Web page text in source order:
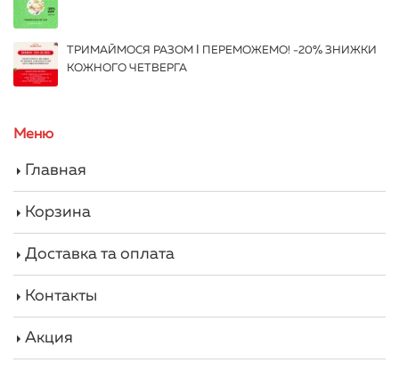
ТРИМАЙМОСЯ РАЗОМ І ПЕРЕМОЖЕМО! -20% ЗНИЖКИ
КОЖНОГО ЧЕТВЕРГА
Меню
Главная
Корзина
Доставка та оплата
Контакты
Акция